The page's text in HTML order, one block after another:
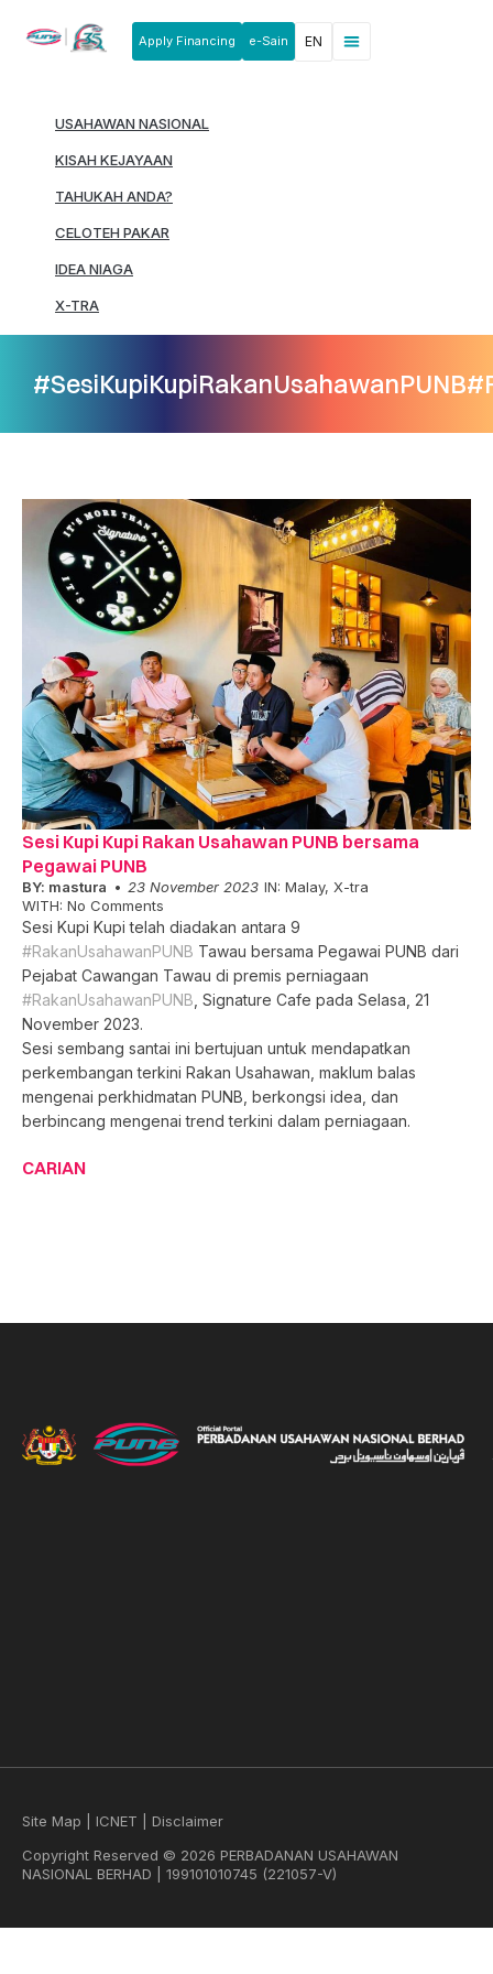
Apply Financing e-Sain EN
USAHAWAN NASIONAL
KISAH KEJAYAAN
TAHUKAH ANDA?
CELOTEH PAKAR
IDEA NIAGA
X-TRA
Sesi Kupi Kupi Rakan Usahawan PUNB bersama
Pegawai PUNB
BY: mastura 23 November 2023 IN: Malay, X-tra
WITH: No Comments
Sesi Kupi Kupi telah diadakan antara 9
#RakanUsahawanPUNB Tawau bersama Pegawai PUNB dari
Pejabat Cawangan Tawau di premis perniagaan
#RakanUsahawanPUNB , Signature Cafe pada Selasa, 21
November 2023.
Sesi sembang santai ini bertujuan untuk mendapatkan
perkembangan terkini Rakan Usahawan, maklum balas
mengenai perkhidmatan PUNB, berkongsi idea, dan
berbincang mengenai trend terkini dalam perniagaan.
CARIAN
Site Map ICNET
Disclaimer
Copyright Reserved © 2026 PERBADANAN USAHAWAN
NASIONAL BERHAD | 199101010745 (221057-V)